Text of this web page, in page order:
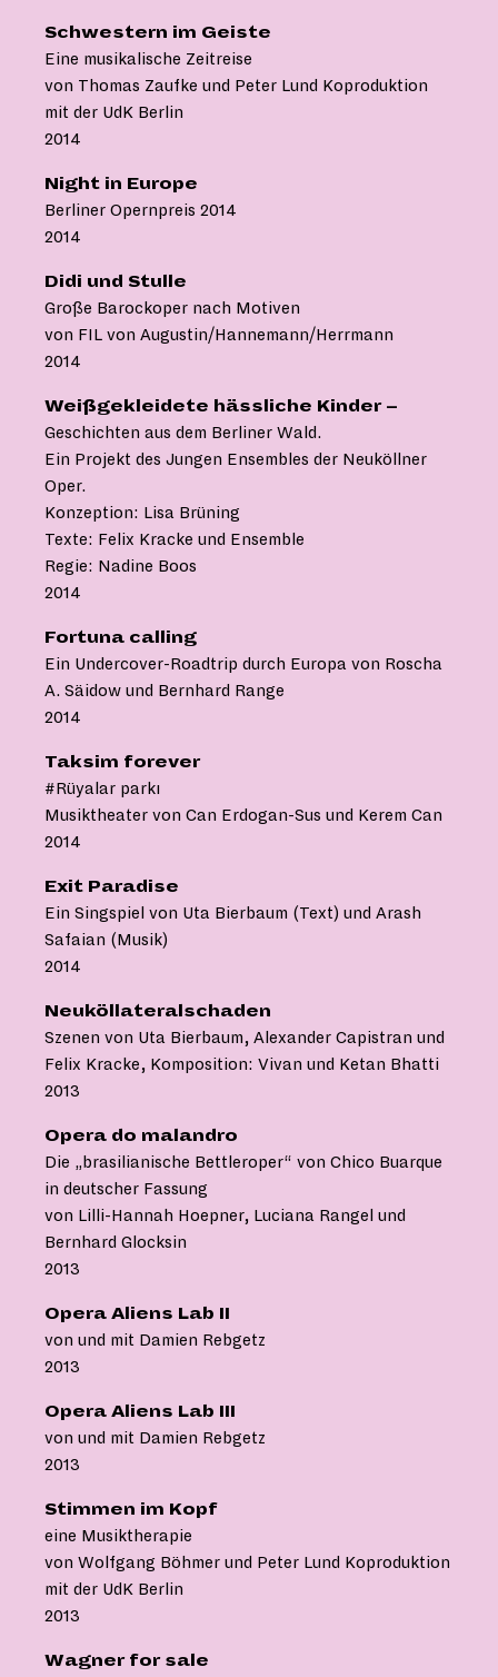
Schwestern im Geiste
Eine musikalische Zeitreise
von Thomas Zaufke und Peter Lund Koproduktion
mit der UdK Berlin
2014
Night in Europe
Berliner Opernpreis 2014
2014
Didi und Stulle
Große Barockoper nach Motiven
von FIL von Augustin/Hannemann/Herrmann
2014
Weißgekleidete hässliche Kinder –
Geschichten aus dem Berliner Wald.
Ein Projekt des Jungen Ensembles der Neuköllner
Oper.
Konzeption: Lisa Brüning
Texte: Felix Kracke und Ensemble
Regie: Nadine Boos
2014
Fortuna calling
Ein Undercover-Roadtrip durch Europa von Roscha
A. Säidow und Bernhard Range
2014
Taksim forever
#Rüyalar parkı
Musiktheater von Can Erdogan-Sus und Kerem Can
2014
Exit Paradise
Ein Singspiel von Uta Bierbaum (Text) und Arash
Safaian (Musik)
2014
Neuköllateralschaden
Szenen von Uta Bierbaum, Alexander Capistran und
Felix Kracke, Komposition: Vivan und Ketan Bhatti
2013
Opera do malandro
Die „brasilianische Bettleroper“ von Chico Buarque
in deutscher Fassung
von Lilli-Hannah Hoepner, Luciana Rangel und
Bernhard Glocksin
2013
Opera Aliens Lab II
von und mit Damien Rebgetz
2013
Opera Aliens Lab III
von und mit Damien Rebgetz
2013
Stimmen im Kopf
eine Musiktherapie
von Wolfgang Böhmer und Peter Lund Koproduktion
mit der UdK Berlin
2013
Wagner for sale